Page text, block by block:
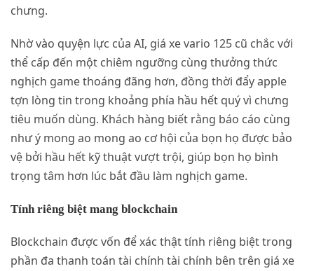
chưng.
Nhờ vào quyện lực của AI, giá xe vario 125 cũ chắc với
thể cấp đến một chiêm ngưỡng cùng thưởng thức
nghịch game thoáng đãng hơn, đồng thời đẩy apple
tợn lòng tin trong khoảng phía hầu hết quý vì chưng
tiêu muốn dùng. Khách hàng biết rằng báo cáo cùng
như ý mong ao mong ao cơ hội của bọn họ được bảo
vệ bởi hầu hết kỹ thuật vượt trội, giúp bọn họ bình
trọng tâm hơn lúc bắt đầu làm nghịch game.
Tính riêng biệt mang blockchain
Blockchain được vốn để xác thật tính riêng biệt trong
phần đa thanh toán tài chính tài chính bên trên giá xe